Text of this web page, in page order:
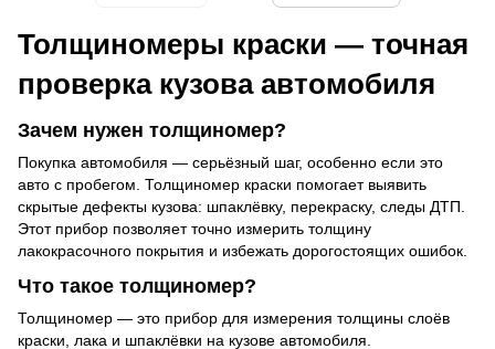
Толщиномеры краски — точная
проверка кузова автомобиля
Зачем нужен толщиномер?
Покупка автомобиля — серьёзный шаг, особенно если это
авто с пробегом. Толщиномер краски помогает выявить
скрытые дефекты кузова: шпаклёвку, перекраску, следы ДТП.
Этот прибор позволяет точно измерить толщину
лакокрасочного покрытия и избежать дорогостоящих ошибок.
Что такое толщиномер?
Толщиномер — это прибор для измерения толщины слоёв
краски, лака и шпаклёвки на кузове автомобиля.